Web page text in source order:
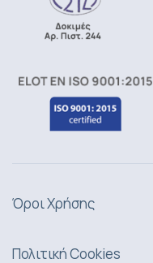
Όροι Χρήσης
Πολιτική Cookies